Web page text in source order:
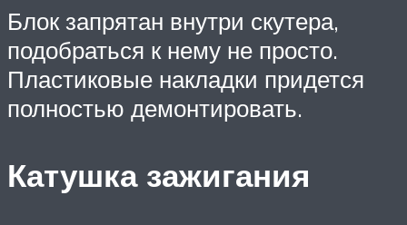
Блок запрятан внутри скутера,
подобраться к нему не просто.
Пластиковые накладки придется
полностью демонтировать.
Катушка зажигания